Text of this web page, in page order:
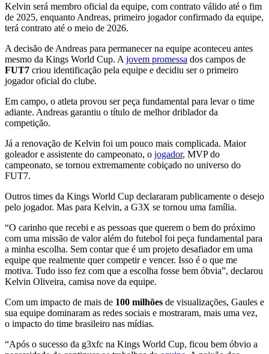
Kelvin será membro oficial da equipe, com contrato válido até o fim
de 2025, enquanto Andreas, primeiro jogador confirmado da equipe,
terá contrato até o meio de 2026.
A decisão de Andreas para permanecer na equipe aconteceu antes
mesmo da Kings World Cup. A jovem promessa dos campos de
FUT7 criou identificação pela equipe e decidiu ser o primeiro
jogador oficial do clube.
Em campo, o atleta provou ser peça fundamental para levar o time
adiante. Andreas garantiu o título de melhor driblador da
competição.
Já a renovação de Kelvin foi um pouco mais complicada. Maior
goleador e assistente do campeonato, o jogador, MVP do
campeonato, se tornou extremamente cobiçado no universo do
FUT7.
Outros times da Kings World Cup declararam publicamente o desejo
pelo jogador. Mas para Kelvin, a G3X se tornou uma família.
“O carinho que recebi e as pessoas que querem o bem do próximo
com uma missão de valor além do futebol foi peça fundamental para
a minha escolha. Sem contar que é um projeto desafiador em uma
equipe que realmente quer competir e vencer. Isso é o que me
motiva. Tudo isso fez com que a escolha fosse bem óbvia”, declarou
Kelvin Oliveira, camisa nove da equipe.
Com um impacto de mais de 100 milhões de visualizações, Gaules e
sua equipe dominaram as redes sociais e mostraram, mais uma vez,
o impacto do time brasileiro nas mídias.
“Após o sucesso da g3xfc na Kings World Cup, ficou bem óbvio a